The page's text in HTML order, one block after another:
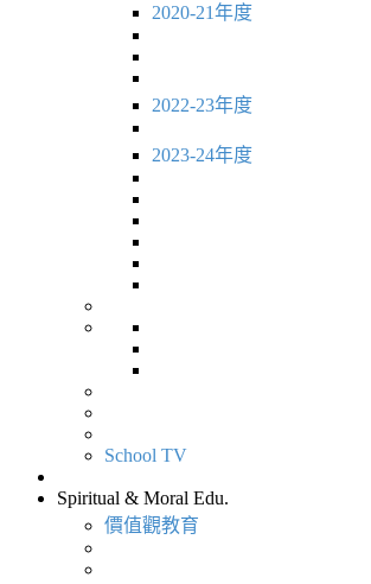
2020-21年度
2022-23年度
2023-24年度
School TV
Spiritual & Moral Edu.
價值觀教育